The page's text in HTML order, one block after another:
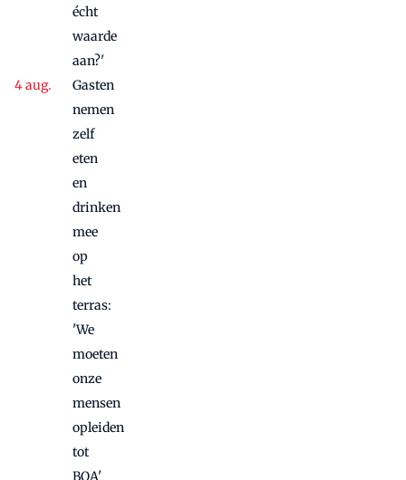
écht
waarde
aan?'
Gasten
nemen
zelf
eten
en
drinken
mee
op
het
terras:
'We
moeten
onze
mensen
opleiden
tot
BOA'